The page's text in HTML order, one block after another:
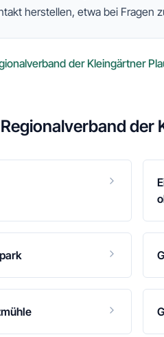
herstellen, etwa bei Fragen
der Kleingärtner
Regionalverband der